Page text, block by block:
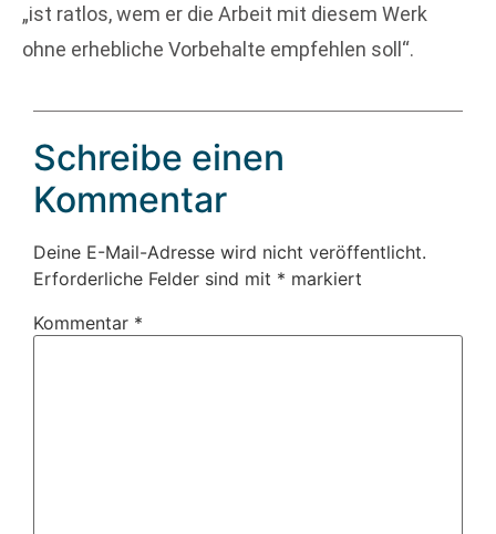
„ist ratlos, wem er die Arbeit mit diesem Werk
ohne erhebliche Vorbehalte empfehlen soll“.
Schreibe einen
Kommentar
Deine E-Mail-Adresse wird nicht veröffentlicht.
Erforderliche Felder sind mit * markiert
Kommentar *